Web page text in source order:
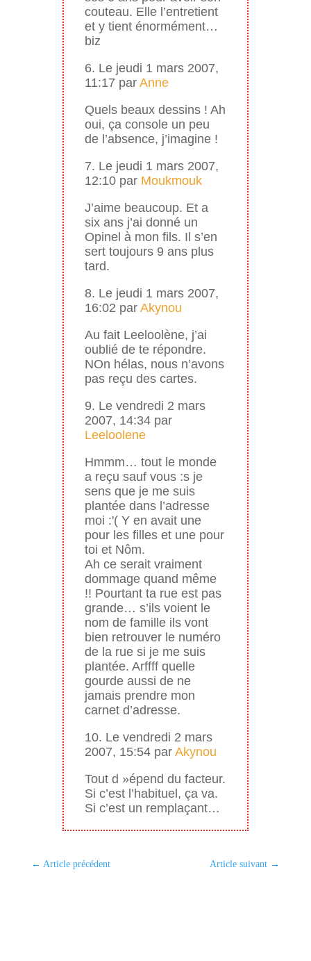
couteau. Elle l’entretient
et y tient énormément…
biz
6. Le jeudi 1 mars 2007,
11:17 par Anne
Quels beaux dessins ! Ah
oui, ça console un peu
de l’absence, j’imagine !
7. Le jeudi 1 mars 2007,
12:10 par Moukmouk
J’aime beaucoup. Et a
six ans j’ai donné un
Opinel à mon fils. Il s’en
sert toujours 9 ans plus
tard.
8. Le jeudi 1 mars 2007,
16:02 par Akynou
Au fait Leeloolène, j’ai
oublié de te répondre.
NOn hélas, nous n’avons
pas reçu des cartes.
9. Le vendredi 2 mars
2007, 14:34 par
Leeloolene
Hmmm… tout le monde
a reçu sauf vous :s je
sens que je me suis
plantée dans l’adresse
moi :'( Y en avait une
pour les filles et une pour
toi et Nôm.
Ah ce serait vraiment
dommage quand même
!! Pourtant ta rue est pas
grande… s’ils voient le
nom de famille ils vont
bien retrouver le numéro
de la rue si je me suis
plantée. Arffff quelle
gourde aussi de ne
jamais prendre mon
carnet d’adresse.
10. Le vendredi 2 mars
2007, 15:54 par Akynou
Tout d »épend du facteur.
Si c’est l’habituel, ça va.
Si c’est un remplaçant…
← Article précédent Article suivant →